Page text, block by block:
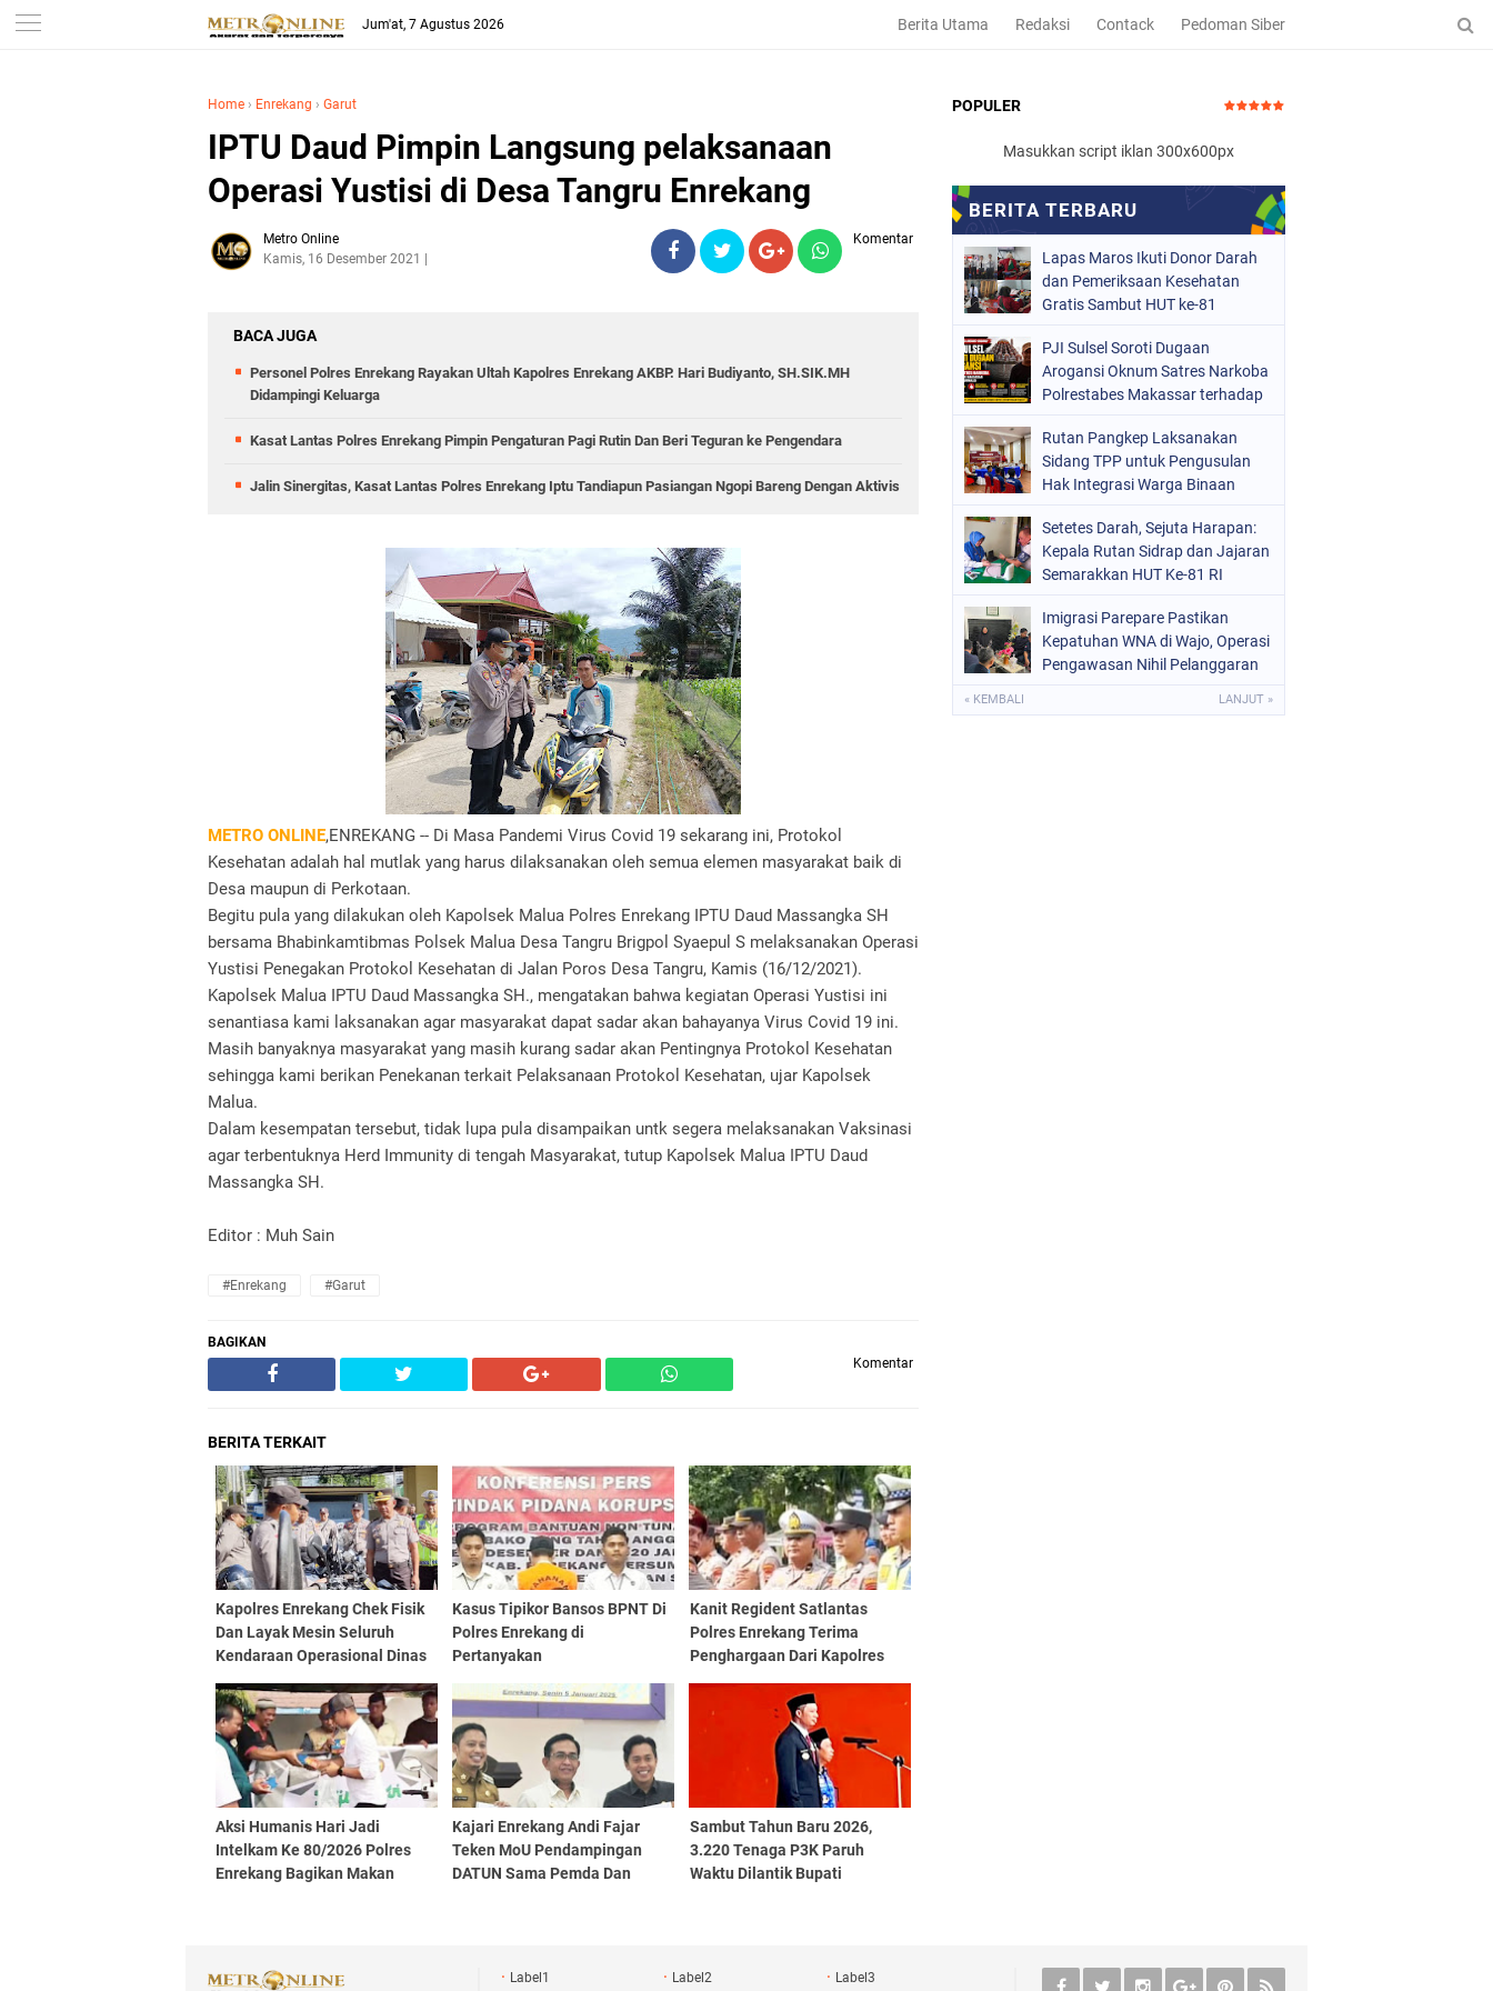
Jum'at, 7 Agustus 2026 Berita Utama Redaksi Contack Pedoman Siber
Home › Enrekang › Garut
IPTU Daud Pimpin Langsung pelaksanaan
Operasi Yustisi di Desa Tangru Enrekang
Metro Online
Kamis, 16 Desember 2021
Komentar
BACA JUGA
Personel Polres Enrekang Rayakan Ultah Kapolres Enrekang AKBP. Hari Budiyanto, SH.SIK.MH
Didampingi Keluarga
Kasat Lantas Polres Enrekang Pimpin Pengaturan Pagi Rutin Dan Beri Teguran ke Pengendara
Jalin Sinergitas, Kasat Lantas Polres Enrekang Iptu Tandiapun Pasiangan Ngopi Bareng Dengan Aktivis
METRO ONLINE,ENREKANG -- Di Masa Pandemi Virus Covid 19 sekarang ini, Protokol
Kesehatan adalah hal mutlak yang harus dilaksanakan oleh semua elemen masyarakat baik di
Desa maupun di Perkotaan.
Begitu pula yang dilakukan oleh Kapolsek Malua Polres Enrekang IPTU Daud Massangka SH
bersama Bhabinkamtibmas Polsek Malua Desa Tangru Brigpol Syaepul S melaksanakan Operasi
Yustisi Penegakan Protokol Kesehatan di Jalan Poros Desa Tangru, Kamis (16/12/2021).
Kapolsek Malua IPTU Daud Massangka SH., mengatakan bahwa kegiatan Operasi Yustisi ini
senantiasa kami laksanakan agar masyarakat dapat sadar akan bahayanya Virus Covid 19 ini.
Masih banyaknya masyarakat yang masih kurang sadar akan Pentingnya Protokol Kesehatan
sehingga kami berikan Penekanan terkait Pelaksanaan Protokol Kesehatan, ujar Kapolsek
Malua.
Dalam kesempatan tersebut, tidak lupa pula disampaikan untk segera melaksanakan Vaksinasi
agar terbentuknya Herd Immunity di tengah Masyarakat, tutup Kapolsek Malua IPTU Daud
Massangka SH.
Editor : Muh Sain
#Enrekang #Garut
BAGIKAN
Komentar
BERITA TERKAIT
Kapolres Enrekang Chek Fisik
Dan Layak Mesin Seluruh
Kendaraan Operasional Dinas
Kasus Tipikor Bansos BPNT Di
Polres Enrekang di
Pertanyakan
Kanit Regident Satlantas
Polres Enrekang Terima
Penghargaan Dari Kapolres
Aksi Humanis Hari Jadi
Intelkam Ke 80/2026 Polres
Enrekang Bagikan Makan
Kajari Enrekang Andi Fajar
Teken MoU Pendampingan
DATUN Sama Pemda Dan
Sambut Tahun Baru 2026,
3.220 Tenaga P3K Paruh
Waktu Dilantik Bupati
POPULER
Masukkan script iklan 300x600px
Lapas Maros Ikuti Donor Darah
dan Pemeriksaan Kesehatan
Gratis Sambut HUT ke-81
PJI Sulsel Soroti Dugaan
Arogansi Oknum Satres Narkoba
Polrestabes Makassar terhadap
Rutan Pangkep Laksanakan
Sidang TPP untuk Pengusulan
Hak Integrasi Warga Binaan
Setetes Darah, Sejuta Harapan:
Kepala Rutan Sidrap dan Jajaran
Semarakkan HUT Ke-81 RI
Imigrasi Parepare Pastikan
Kepatuhan WNA di Wajo, Operasi
Pengawasan Nihil Pelanggaran
« KEMBALI LANJUT »
Label1 Label2
Label3